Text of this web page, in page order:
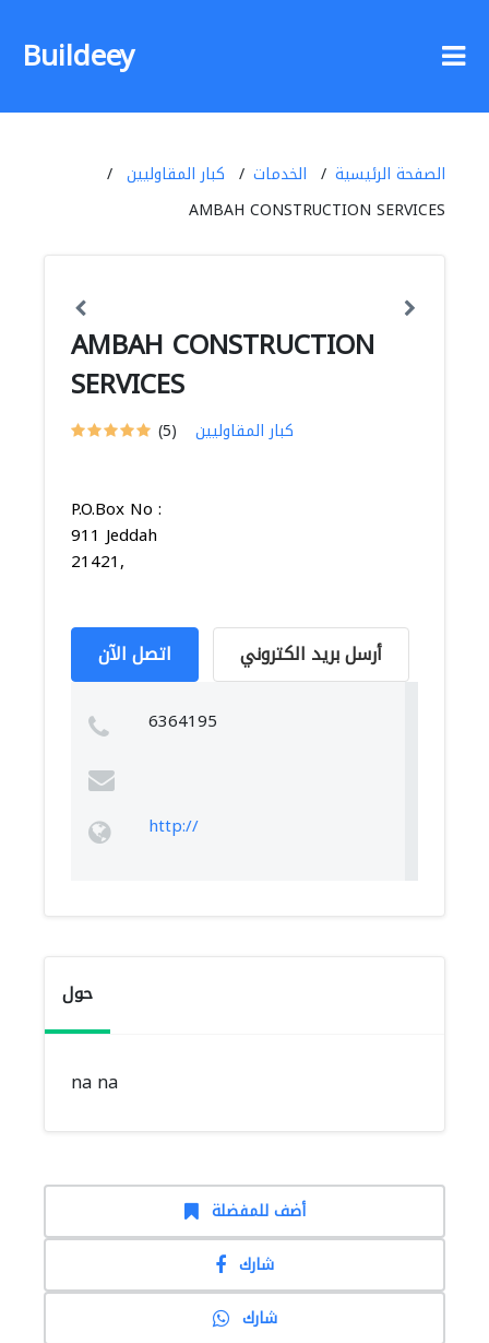
Buildeey
الصفحة الرئيسية الخدمات
كبار المقاوليين
AMBAH CONSTRUCTION SERVICES
AMBAH CONSTRUCTION
SERVICES
(5) كبار المقاوليين
P.O.Box No :
911 Jeddah
21421,
اتصل الآن أرسل بريد الكتروني
6364195
http://
حول
na na
أضف للمفضلة
شارك
شارك